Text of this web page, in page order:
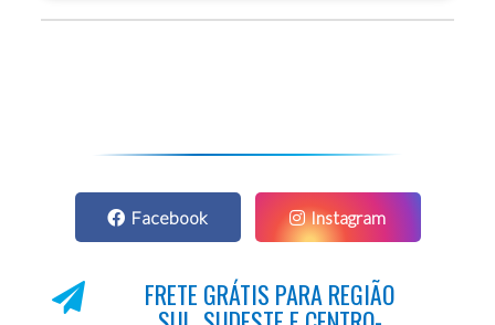
Facebook Instagram
FRETE GRÁTIS PARA REGIÃO